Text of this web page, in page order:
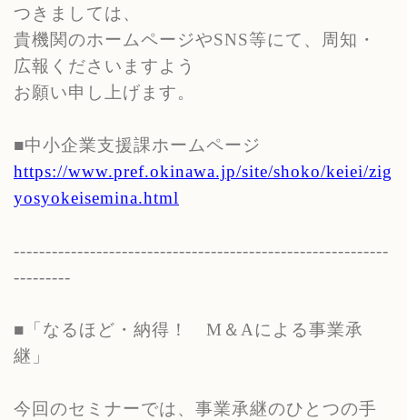
つきましては、
貴機関のホームページやSNS等にて、周知・
広報くださいますよう
お願い申し上げます。
■中小企業支援課ホームページ
https://www.pref.okinawa.jp/site/shoko/keiei/zig
yosyokeisemina.html
-----------------------------------------------------------
---------
■「なるほど・納得！ M ＆Aによる事業承
継」
今回のセミナーでは、事業承継のひとつの手